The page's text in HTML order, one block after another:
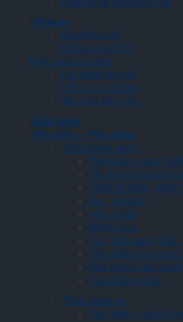
Mua xe
Khuyến mãi
Đăng ký lái thử
Tính toán trả góp
Dự toán chi phí
Hỗ trợ tài chính
Yêu cầu báo giá
Bảo hiểm
Phụ kiện – Phụ tùng
Theo danh mục
Phim dán cách
Đồ da, Ốp dán nội
Thiết bị điện, điện
Bọc vô lăng
Móc khóa
Nước hoa
Gối, Lót nghế, Tựa
Sản phẩm trang trí
Sản phẩm làm sạch
Sản phẩm khác
Theo dòng xe
Phụ kiện – phụ